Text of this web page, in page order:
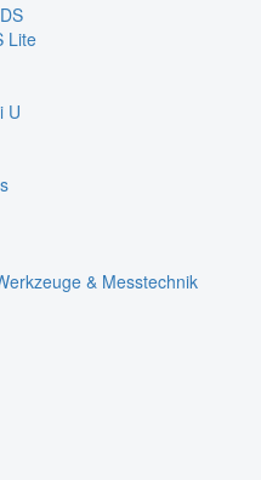
Lite
U
& Messtechnik